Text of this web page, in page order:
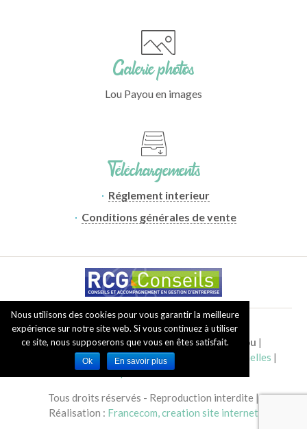
Galerie photos
Lou Payou en images
Téléchargements
Réglement interieur
Conditions générales de vente
©Copyright2019 - 2026 Camping Lou Payou |
Mentions légales|Gestion des données personnelles |
Politique de confidentialité
Tous droits réservés - Reproduction interdite |
Réalisation : Francecom, creation site internet
Nous utilisons des cookies pour vous garantir la meilleure
expérience sur notre site web. Si vous continuez à utiliser
ce site, nous supposerons que vous en êtes satisfait.
Ok En savoir plus